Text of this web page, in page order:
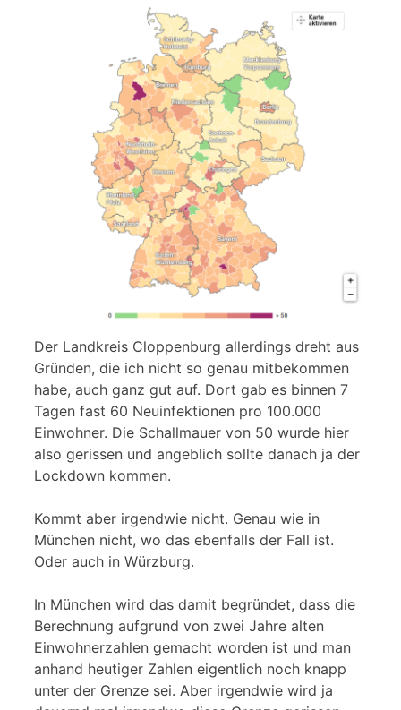
Der Landkreis Cloppenburg allerdings dreht aus
Gründen, die ich nicht so genau mitbekommen
habe, auch ganz gut auf. Dort gab es binnen 7
Tagen fast 60 Neuinfektionen pro 100.000
Einwohner. Die Schallmauer von 50 wurde hier
also gerissen und angeblich sollte danach ja der
Lockdown kommen.
Kommt aber irgendwie nicht. Genau wie in
München nicht, wo das ebenfalls der Fall ist.
Oder auch in Würzburg.
In München wird das damit begründet, dass die
Berechnung aufgrund von zwei Jahre alten
Einwohnerzahlen gemacht worden ist und man
anhand heutiger Zahlen eigentlich noch knapp
unter der Grenze sei. Aber irgendwie wird ja